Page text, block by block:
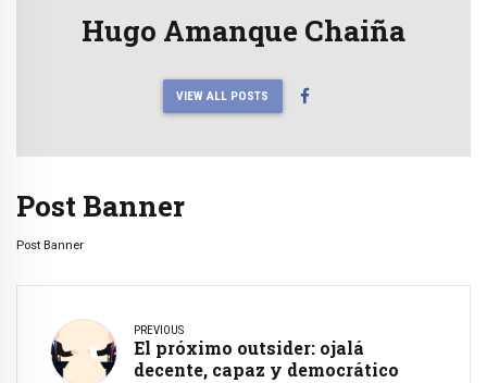
Hugo Amanque Chaiña
VIEW ALL POSTS
Post Banner
Post Banner
PREVIOUS
El próximo outsider: ojalá
decente, capaz y democrático